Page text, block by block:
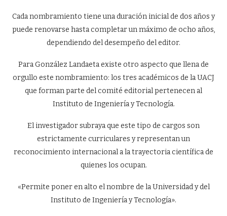
Cada nombramiento tiene una duración inicial de dos años y
puede renovarse hasta completar un máximo de ocho años,
dependiendo del desempeño del editor.
Para González Landaeta existe otro aspecto que llena de
orgullo este nombramiento: los tres académicos de la UACJ
que forman parte del comité editorial pertenecen al
Instituto de Ingeniería y Tecnología.
El investigador subraya que este tipo de cargos son
estrictamente curriculares y representan un
reconocimiento internacional a la trayectoria científica de
quienes los ocupan.
«Permite poner en alto el nombre de la Universidad y del
Instituto de Ingeniería y Tecnología».